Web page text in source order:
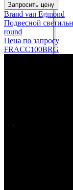
Запросить цену
Brand van Egmond
Подвесной
round
Цена по запросу
FRACC100BRG